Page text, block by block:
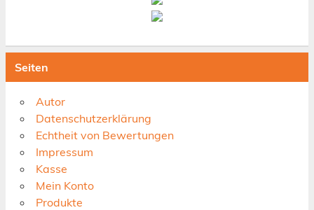
Seiten
Autor
Datenschutzerklärung
Echtheit von Bewertungen
Impressum
Kasse
Mein Konto
Produkte